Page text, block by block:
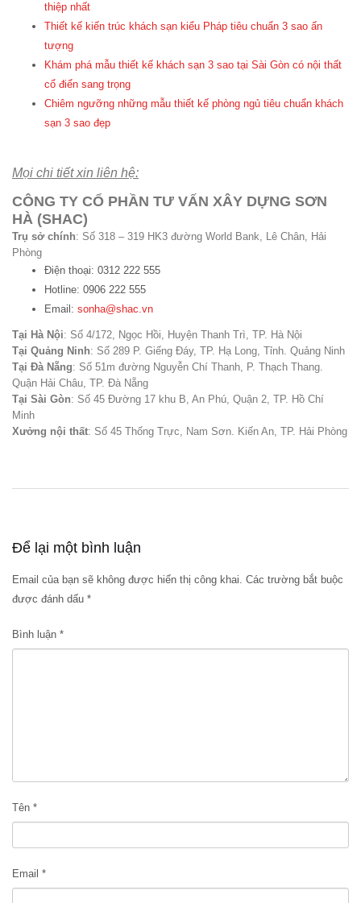
thiệp nhất
Thiết kế kiến trúc khách sạn kiểu Pháp tiêu chuẩn 3 sao ấn
tượng
Khám phá mẫu thiết kế khách sạn 3 sao tại Sài Gòn có nội thất
cổ điển sang trọng
Chiêm ngưỡng những mẫu thiết kế phòng ngủ tiêu chuẩn khách
sạn 3 sao đẹp
Mọi chi tiết xin liên hệ:
CÔNG TY CỔ PHẦN TƯ VẤN XÂY DỰNG SƠN
HÀ (SHAC)
Trụ sở chính: Số 318 – 319 HK3 đường World Bank, Lê Chân, Hải
Phòng
Điện thoại: 0312 222 555
Hotline: 0906 222 555
Email: sonha@shac.vn
Tại Hà Nội: Số 4/172, Ngọc Hồi, Huyện Thanh Trì, TP. Hà Nội
Tại Quảng Ninh: Số 289 P. Giếng Đáy, TP. Hạ Long, Tỉnh. Quảng Ninh
Tại Đà Nẵng: Số 51m đường Nguyễn Chí Thanh, P. Thạch Thang.
Quận Hải Châu, TP. Đà Nẵng
Tại Sài Gòn: Số 45 Đường 17 khu B, An Phú, Quận 2, TP. Hồ Chí
Minh
Xưởng nội thất: Số 45 Thống Trực, Nam Sơn. Kiến An, TP. Hải Phòng
Để lại một bình luận
Email của bạn sẽ không được hiển thị công khai. Các trường bắt buộc
được đánh dấu *
Bình luận *
Tên *
Email *